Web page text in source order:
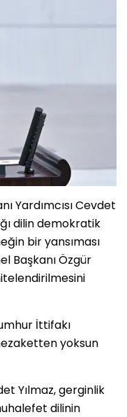
Yardımcısı Cevdet
dilin demokratik
bir yansıması
Başkanı Özgür
İttifakı
yoksun
Yılmaz, gerginlik
dilinin